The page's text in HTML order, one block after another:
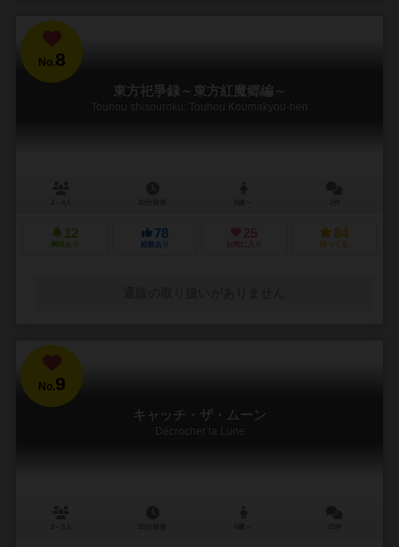
No.8
東方祀爭録～東方紅魔郷編～
Touhou shisouroku: Touhou Koumakyou-hen
12
興味あり
78
経験あり
25
お気に入り
84
持ってる
No.9
キャッチ・ザ・ムーン
Décrocher la Lune